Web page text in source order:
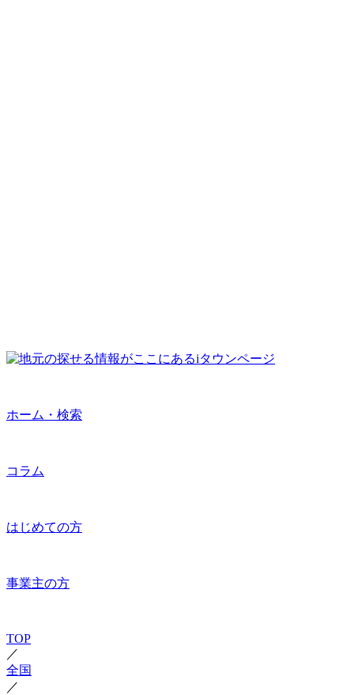
ホーム・検索
コラム
はじめての方
事業主の方
TOP
／
全国
／